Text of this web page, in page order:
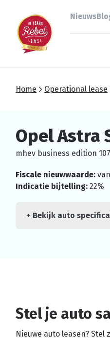
Nieuws
Home Operational lease
Opel Astra
mhev business edition
Fiscale nieuwwaarde:
Indicatie bijtelling: 22%
+ Bekijk auto
Stel je auto
Nieuwe auto leasen?